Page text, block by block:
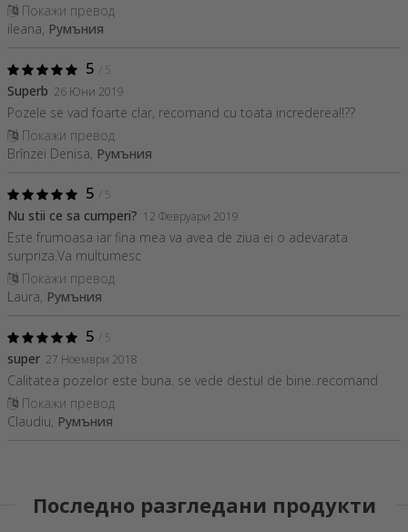
Покажи превод
ileana, Румъния
5 / 5
Superb 26 Юни 2019
Pozele se vad foarte clar, recomand cu toata increderea!!??
Покажи превод
Brînzei Denisa, Румъния
5 / 5
Nu stii ce sa cumperi? 12 Февруари 2019
Este frumoasa iar fina mea va avea de ziua ei o adevarata
surpriza.Va multumesc
Покажи превод
Laura, Румъния
5 / 5
super 27 Ноември 2018
Calitatea pozelor este buna. se vede destul de bine..recomand
Покажи превод
Claudiu, Румъния
Последно разгледани продукти